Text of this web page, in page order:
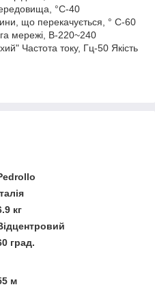
°C-40
що перекачується, ° C-60
мережі, В-220~240
Частота току, Гц-50 Якість
кг
град.
м